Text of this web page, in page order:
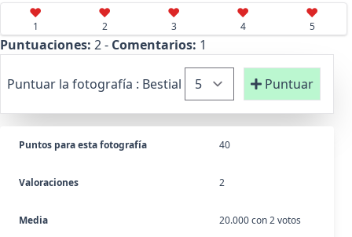
♥
1
♥
2
♥
3
♥
4
♥
5
Puntuaciones: 2 - Comentarios: 1
Puntuar la fotografía : Bestial Puntuar
Puntos para esta fotografía 40
Valoraciones 2
Media 20.000 con 2 votos